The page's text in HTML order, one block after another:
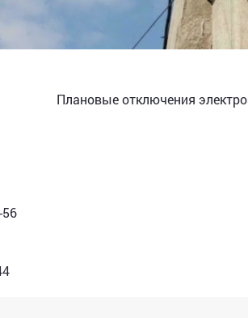
Плановые отключения
56